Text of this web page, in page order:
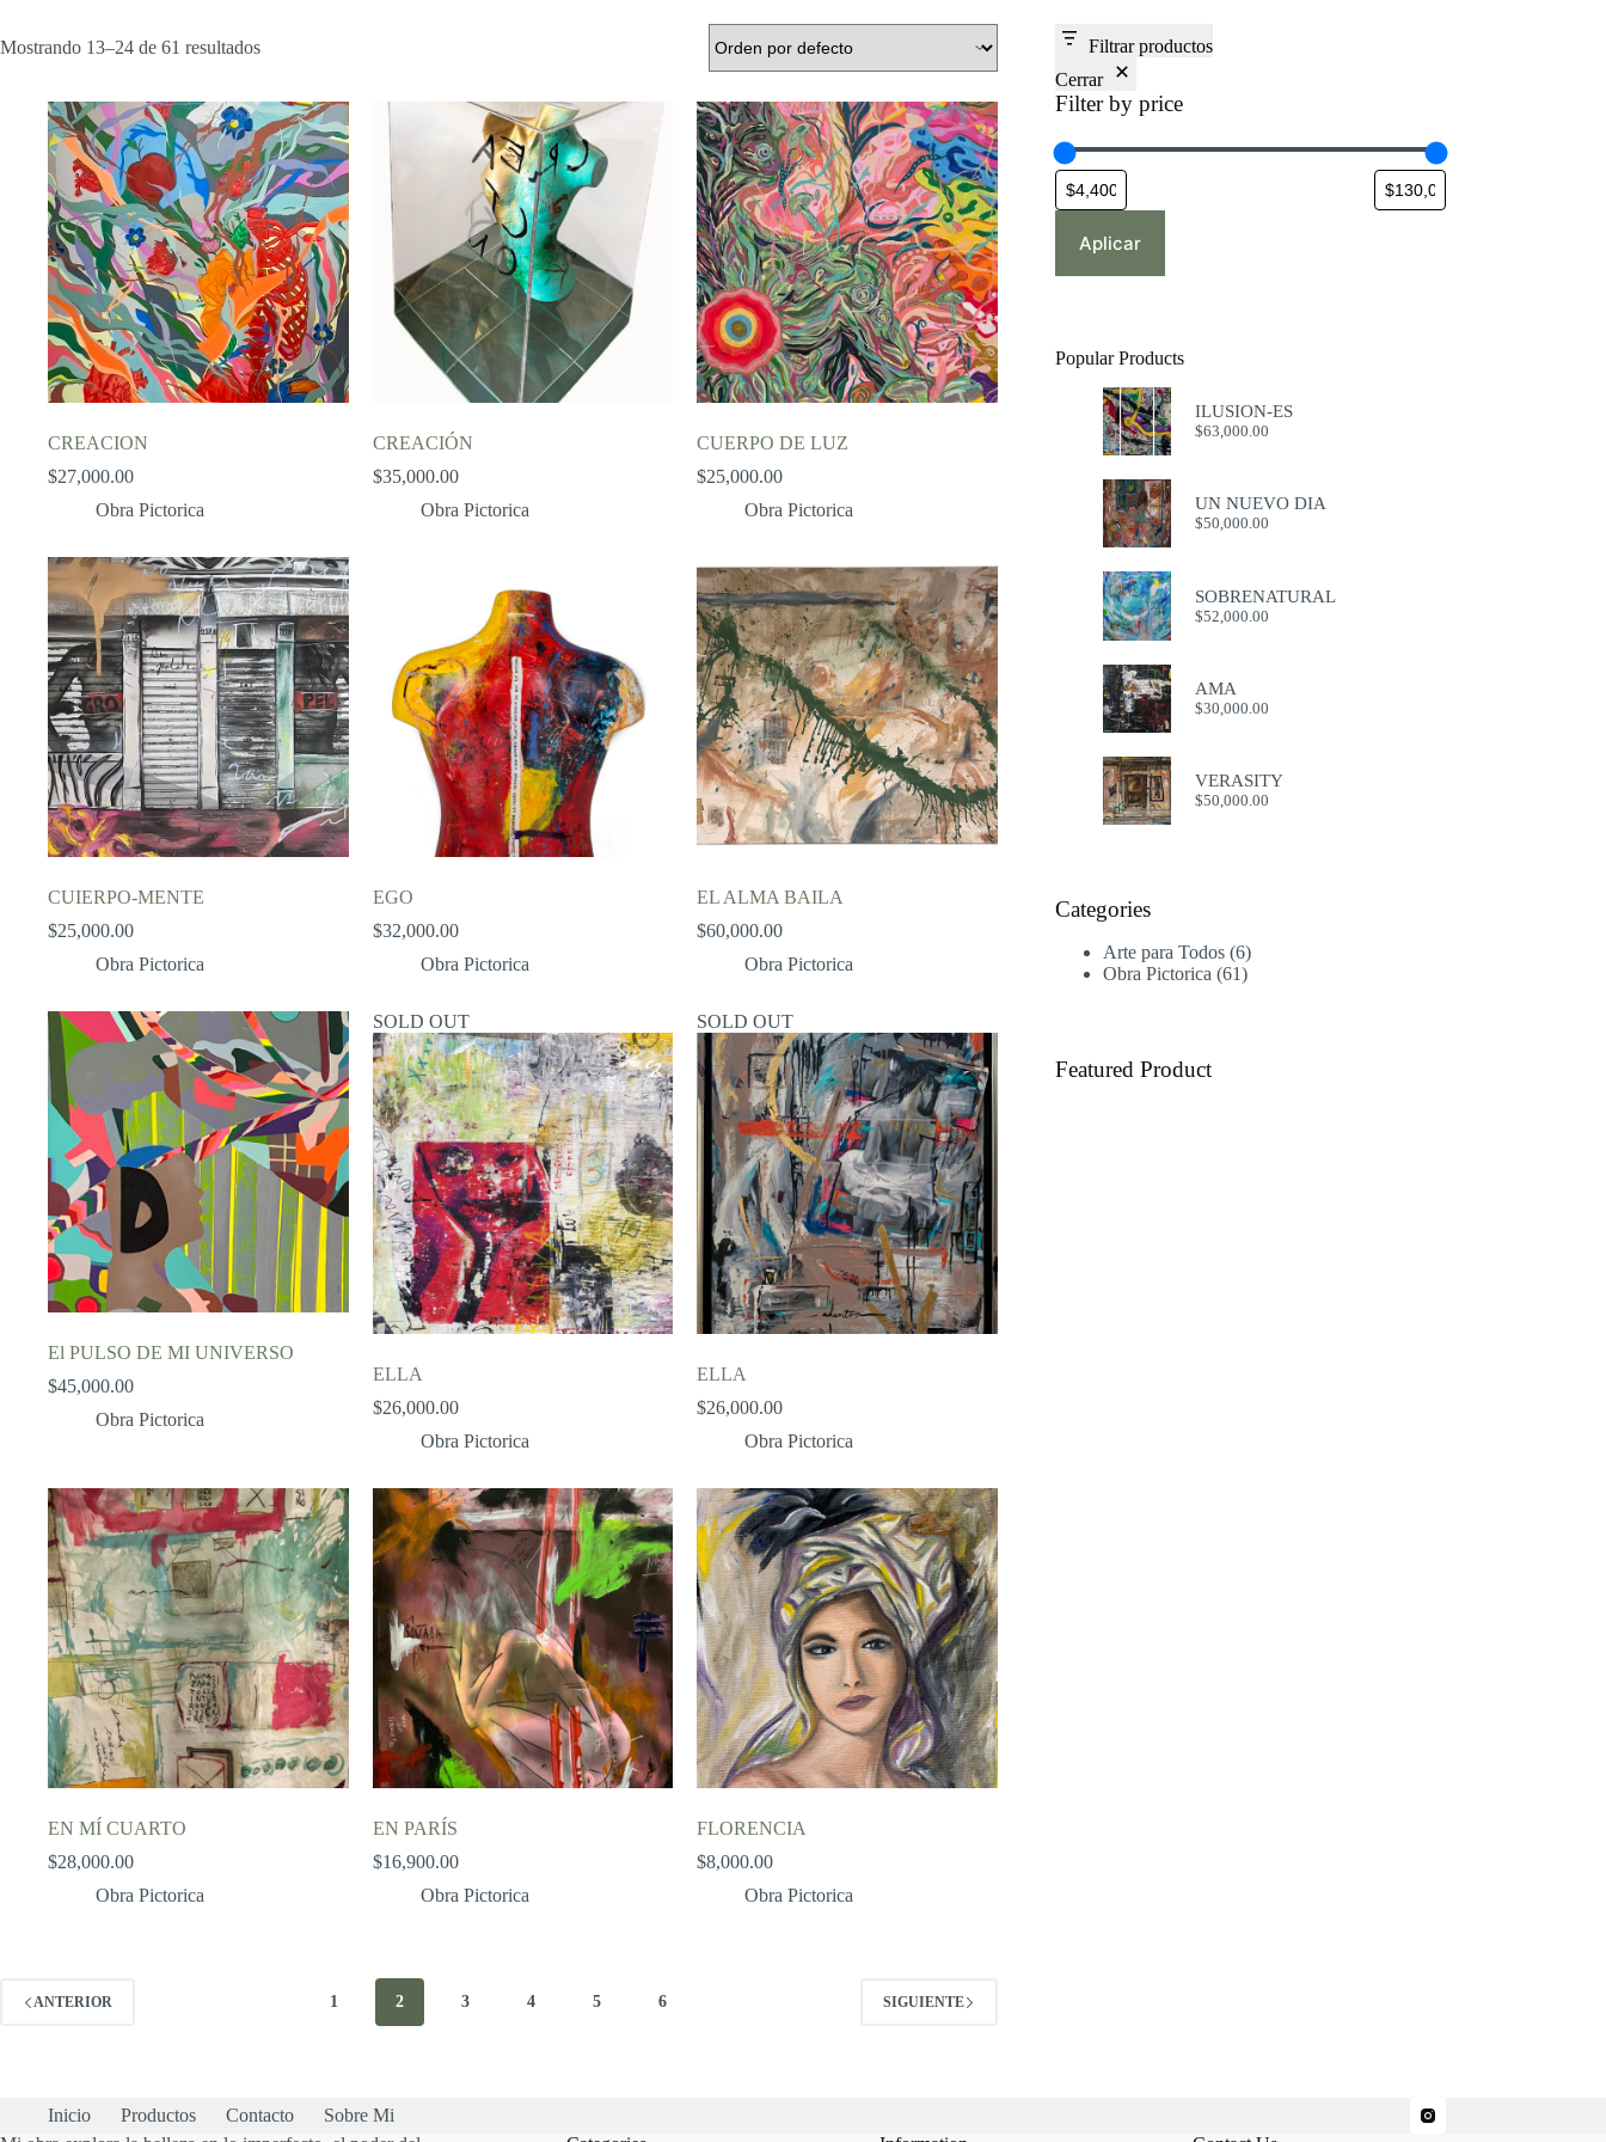
Mostrando 13–24 de 61 resultados
CREACION
$27,000.00
Obra Pictorica
CREACIÓN
$35,000.00
Obra Pictorica
CUERPO DE LUZ
$25,000.00
Obra Pictorica
CUIERPO-MENTE
$25,000.00
Obra Pictorica
EGO
$32,000.00
Obra Pictorica
EL ALMA BAILA
$60,000.00
Obra Pictorica
El PULSO DE MI UNIVERSO
$45,000.00
Obra Pictorica
SOLD OUT
ELLA
$26,000.00
Obra Pictorica
SOLD OUT
ELLA
$26,000.00
Obra Pictorica
EN MÍ CUARTO
$28,000.00
Obra Pictorica
EN PARÍS
$16,900.00
Obra Pictorica
FLORENCIA
$8,000.00
Obra Pictorica
ANTERIOR 1 2 3 4 5 6 SIGUIENTE
Filtrar productos
Cerrar
Filter by price
Aplicar
Popular Products
ILUSION-ES
$63,000.00
UN NUEVO DIA
$50,000.00
SOBRENATURAL
$52,000.00
AMA
$30,000.00
VERASITY
$50,000.00
Categories
Arte para Todos 66
productos
Obra Pictorica 6161
Featured Product
Inicio Productos Contacto
Sobre Mi